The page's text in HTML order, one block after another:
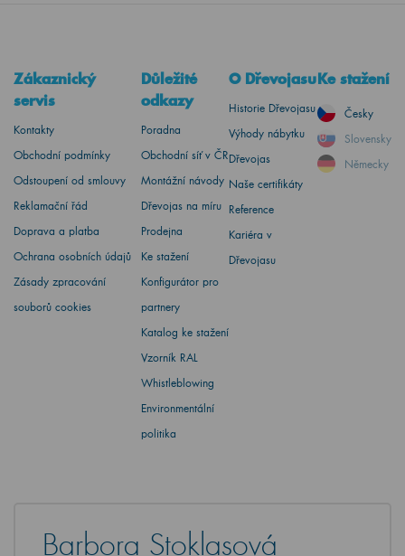
Zákaznický
servis
Kontakty
Obchodní podmínky
Odstoupení od smlouvy
Reklamační řád
Doprava a platba
Ochrana osobních údajů
Zásady zpracování
souborů cookies
Důležité
odkazy
Poradna
Obchodní síť v ČR
Montážní návody
Dřevojas na míru
Prodejna
Ke stažení
Konfigurátor pro
partnery
Katalog ke stažení
Vzorník RAL
Whistleblowing
Environmentální
politika
O Dřevojasu
Historie Dřevojasu
Výhody nábytku
Dřevojas
Naše certifikáty
Reference
Kariéra v
Dřevojasu
Ke stažení
Česky
Slovensky
Německy
Barbora Stoklasová